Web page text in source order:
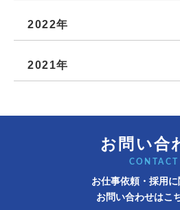
2022年
2021年
お問い合
CONTACT
お仕事依頼・採用
お問い合わせはこ